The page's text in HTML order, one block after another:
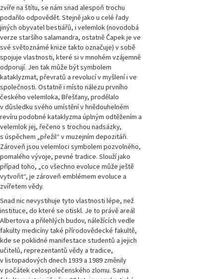
zvíře na štítu, se nám snad alespoň trochu
podařilo odpovědět. Stejně jako u celé řady
jiných obyvatel bestiářů, i velemlok (novodobá
verze staršího salamandra, ostatně Čapek je ve
své světoznámé knize takto označuje) v sobě
spojuje vlastnosti, které si v mnohém vzájemně
odporují. Jen tak může být symbolem
kataklyzmat, převratů a revolucí v myšlení i ve
společnosti. Ostatně i místo nálezu prvního
českého velemloka, Břešťany, prodělalo
v důsledku svého umístění v hnědouhelném
revíru podobné kataklyzma úplným odtěžením a
velemlok jej, řečeno s trochou nadsázky,
s úspěchem „přežil“ v muzejním depozitáři.
Zároveň jsou velemloci symbolem pozvolného,
pomalého vývoje, pevné tradice. Slouží jako
případ toho, „co všechno evoluce může ještě
vytvořit“, je zároveň emblémem evoluce a
zvířetem vědy.
Snad nic nevystihuje tyto vlastnosti lépe, než
instituce, do které se otiskl. Je to právě areál
Albertova a přilehlých budov, náležících vedle
fakulty medicíny také přírodovědecké fakultě,
kde se poklidné manifestace studentů a jejich
učitelů, reprezentantů vědy a tradice,
v listopadových dnech 1939 a 1989 změnily
v počátek celospolečenského zlomu. Sama